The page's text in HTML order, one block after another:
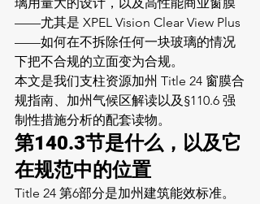
——尤其是 XPEL Vision Clear View Plus
——如何在不拆除任何一块玻璃的情况
下把不合规的立面变为合规。
本文是我们支柱资源加州 Title 24 窗膜合
规指南、 加州气候区解读以及 §110.6 强
制性措施分析的配套读物。
第140.3节是什么，以及它
在规范中的位置
Title 24 第6部分是加州建筑能效标准。